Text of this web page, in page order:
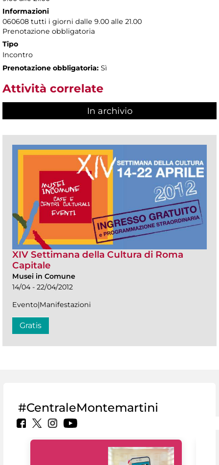
Informazioni
060608 tutti i giorni dalle 9.00 alle 21.00
Prenotazione obbligatoria
Tipo
Incontro
Prenotazione obbligatoria: Sì
Attività correlate
In archivio
XIV Settimana della Cultura di Roma
Capitale
Musei in Comune
14/04 - 22/04/2012
Evento|Manifestazioni
Gratis
#CentraleMontemartini